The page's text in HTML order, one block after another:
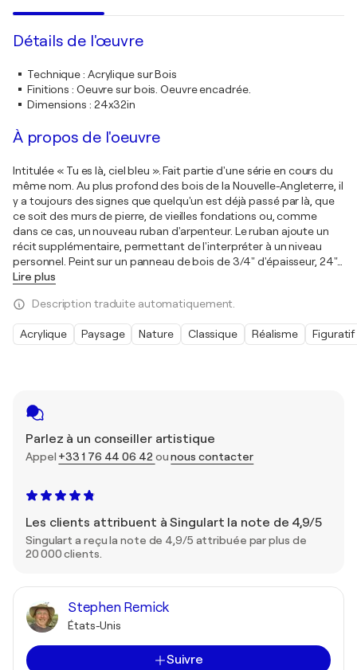
Parlez à un conseiller artistique
Appel +33 1 76 44 06 42 ounous contacter
Les clients attribuent à Singulart la note de 4,9/5
Singulart a reçu la note de 4,9/5 attribuée par plus de
20 000 clients.
Stephen Remick
États-Unis
Suivre
Détails de l'œuvre
Technique: Acrylique sur Bois
Finitions : Oeuvre sur bois. Oeuvre encadrée.
Dimensions : 24x32in
À propos de l'oeuvre
Intitulée « Tu es là, ciel bleu ». Fait partie d'une série en cours du
même nom. Au plus profond des bois de la Nouvelle-Angleterre, il
y a toujours des signes que quelqu'un est déjà passé par là, que
ce soit des murs de pierre, de vieilles fondations ou, comme
dans ce cas, un nouveau ruban d'arpenteur. Le ruban ajoute un
récit supplémentaire, permettant de l'interpréter à un niveau
personnel. Peint sur un panneau de bois de 3/4" d'épaisseur, 24"…
Lire plus
Description traduite automatiquement.
Acrylique Paysage Nature Classique Réalisme Figuratif